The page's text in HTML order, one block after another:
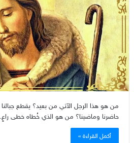
من هو هذا الرجل الآتي من بعيد؟ يقطع جبالنا
حاضرنا وماضينا؟ من هو الذي خُطاه خطى
أكمل القراءة »